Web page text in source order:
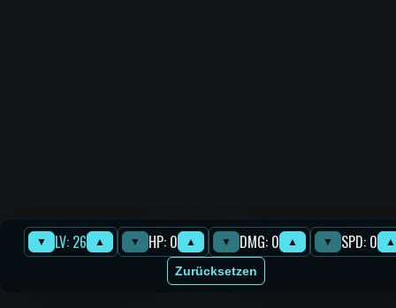
▼ LV: 26 ▲ ▼ HP: 0 ▲ ▼ DMG: 0 ▲ ▼ SPD: 0 ▲
Zurücksetzen